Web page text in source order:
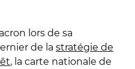
lors de sa
de la stratégie de
, la carte nationale de